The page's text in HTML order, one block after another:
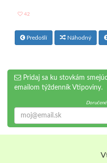
42
Predošlí Náhodný
Pridaj sa ku stovkám
emailom týždenník Vtipoviny.